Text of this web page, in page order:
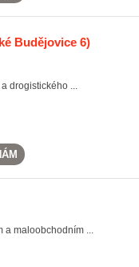
Budějovice 6)
drogistického ...
a maloobchodním ...